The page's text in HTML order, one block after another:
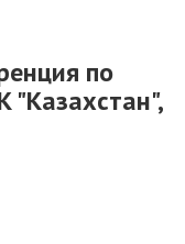
по
"Казахстан",